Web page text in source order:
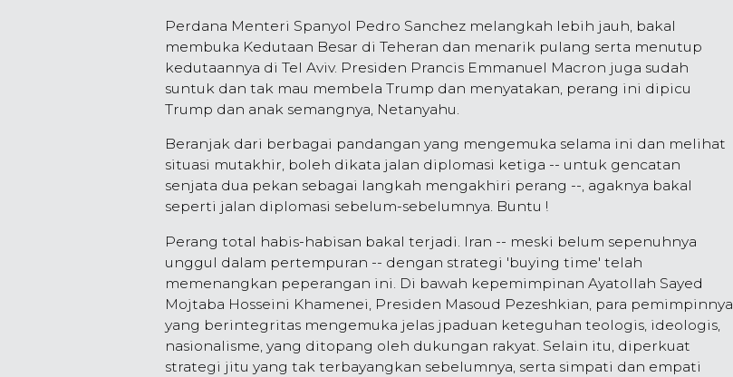
Perdana Menteri Spanyol Pedro Sanchez melangkah lebih jauh, bakal
membuka Kedutaan Besar di Teheran dan menarik pulang serta menutup
kedutaannya di Tel Aviv. Presiden Prancis Emmanuel Macron juga sudah
suntuk dan tak mau membela Trump dan menyatakan, perang ini dipicu
Trump dan anak semangnya, Netanyahu.
Beranjak dari berbagai pandangan yang mengemuka selama ini dan melihat
situasi mutakhir, boleh dikata jalan diplomasi ketiga -- untuk gencatan
senjata dua pekan sebagai langkah mengakhiri perang --, agaknya bakal
seperti jalan diplomasi sebelum-sebelumnya. Buntu !
Perang total habis-habisan bakal terjadi. Iran -- meski belum sepenuhnya
unggul dalam pertempuran -- dengan strategi 'buying time' telah
memenangkan peperangan ini. Di bawah kepemimpinan Ayatollah Sayed
Mojtaba Hosseini Khamenei, Presiden Masoud Pezeshkian, para pemimpinnya
yang berintegritas mengemuka jelas jpaduan keteguhan teologis, ideologis,
nasionalisme, yang ditopang oleh dukungan rakyat. Selain itu, diperkuat
strategi jitu yang tak terbayangkan sebelumnya, serta simpati dan empati